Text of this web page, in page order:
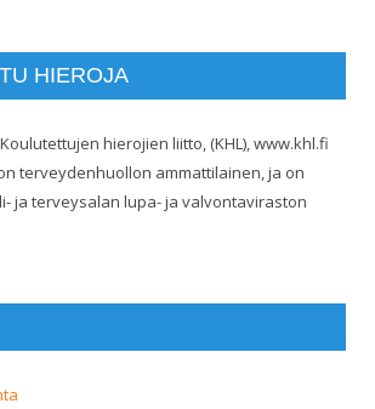
HIEROJA
hierojien liitto, (KHL), www.khl.fi
terveydenhuollon ammattilainen, ja on
ja terveysalan lupa- ja valvontaviraston